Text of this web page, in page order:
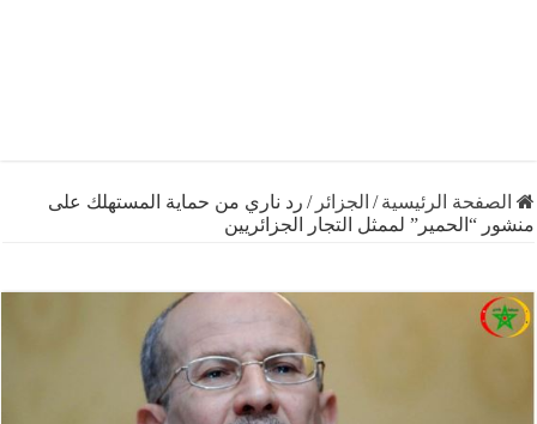
الرئيسية /الجزائر/رد ناري من حماية المستهلك على
لممثل التجار الجزائريين